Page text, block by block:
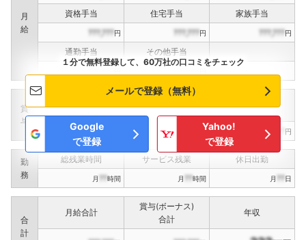
月
給
資格手当 住宅手当
家族手当
???,???円 ???,???円 ???,???円
通勤手当
その他手当
賞
与
インセンティブ賞与
決算賞与
???,??? ???,??? 円 ???,??? 円
勤
務
総残業時間 サービス残業 休日出勤
月 ??時間 月 ??時間 月 ??日
合
計
月給合計
賞与(ボーナス)
合計
年収
１分で無料登録して、60万社の口コミをチェック
メールで登録（無料）
Google
で登録
Yahoo!
で登録